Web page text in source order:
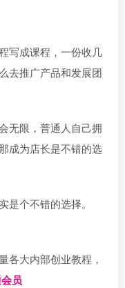
写成课程，一份收几
去推广产品和发展团
无限，普通人自己拥
成为店长是不错的选
是个不错的选择。
各大内部创业教程，
员